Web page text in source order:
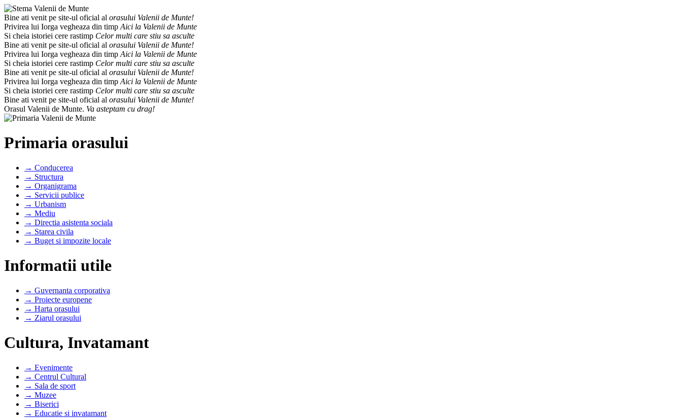
Bine ati venit pe site-ul oficial al orasului Valenii de Munte!
Privirea lui Iorga vegheaza din timp Aici la Valenii de Munte
Si cheia istoriei cere rastimp Celor multi care stiu sa asculte
Bine ati venit pe site-ul oficial al orasului Valenii de Munte!
Privirea lui Iorga vegheaza din timp Aici la Valenii de Munte
Si cheia istoriei cere rastimp Celor multi care stiu sa asculte
Bine ati venit pe site-ul oficial al orasului Valenii de Munte!
Privirea lui Iorga vegheaza din timp Aici la Valenii de Munte
Si cheia istoriei cere rastimp Celor multi care stiu sa asculte
Bine ati venit pe site-ul oficial al orasului Valenii de Munte!
Orasul Valenii de Munte. Va asteptam cu drag!
Primaria orasului
→ Conducerea
→ Structura
→ Organigrama
→ Servicii publice
→ Urbanism
→ Mediu
→ Directia asistenta sociala
→ Starea civila
→ Buget si impozite locale
Informatii utile
→ Guvernanta corporativa
→ Proiecte europene
→ Harta orasului
→ Ziarul orasului
Cultura, Invatamant
→ Evenimente
→ Centrul Cultural
→ Sala de sport
→ Muzee
→ Biserici
→ Educatie si invatamant